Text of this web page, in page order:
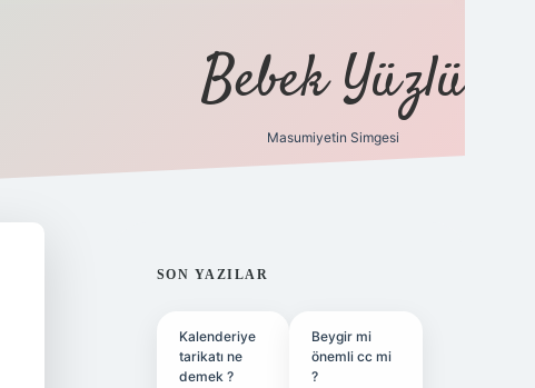
Bebek Yüzlü
Masumiyetin Simgesi
SIDEBAR
SON YAZILAR
Kalenderiye
tarikatı ne
demek ?
Beygir mi
önemli cc mi
?